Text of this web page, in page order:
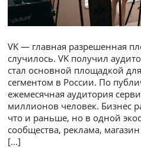
VK — главная разрешенная
случилось. VK получил
стал основной площадкой
сегментом в России. По
ежемесячная аудитория
миллионов человек. Бизнес
что и раньше, но в одной
сообщества, реклама,
[...]